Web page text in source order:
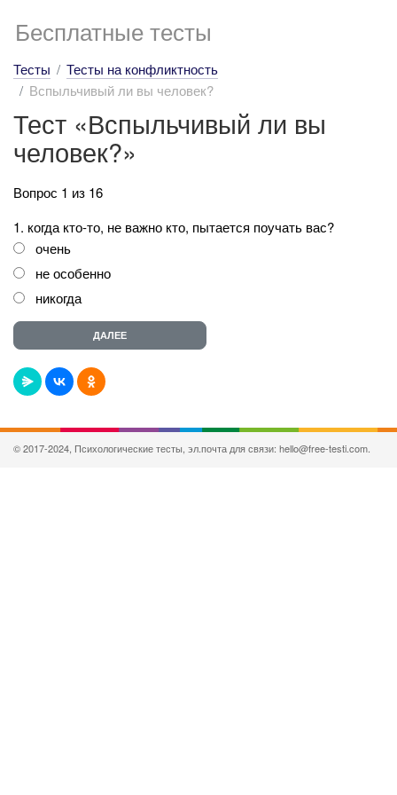
Бесплатные тесты
Тесты
Тесты на конфликтность
Вспыльчивый ли вы человек?
Тест «Вспыльчивый ли вы
человек?»
Вопрос 1 из 16
1. когда кто-то, не важно кто, пытается поучать вас?
очень
не особенно
никогда
© 2017-2024, Психологические тесты, эл.почта для связи: hello@free-testi.com.